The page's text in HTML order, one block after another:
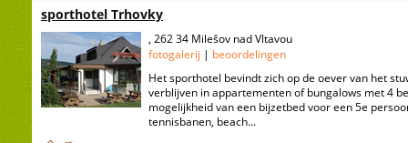
sporthotel Trhovky
, 262 34 Milešov nad Vltavou
fotogalerij | beoordelingen
Het sporthotel bevindt zich op de oever van het
verblijven in appartementen of bungalows met 4
mogelijkheid van een bijzetbed voor een 5e
tennisbanen, beach...